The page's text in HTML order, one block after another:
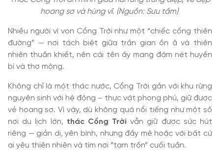
hoang sơ và hùng vĩ. (Nguồn: Sưu tầm)
Nhiều người ví von Cổng Trời như một “chiếc cổng thiên
đường” — nơi tách biệt giữa trần gian ồn ã và thiên
nhiên thuần khiết, nên cái tên ấy mang đậm nét huyền
bí và thơ mộng.
Không chỉ là một thác nước, Cổng Trời gắn với khu rừng
nguyên sinh với hệ động – thực vật phong phú, giữ được
vẻ hoang sơ. Vì vậy, dù không quá nổi tiếng như một số
nơi du lịch lớn, thác Cổng Trờivẫn giữ được sức hút
riêng — giản dị, yên bình, nhưng đầy mê hoặc với bất cứ
ai yêu thiên nhiên và tìm nơi “tạm trốn” cuối tuần.